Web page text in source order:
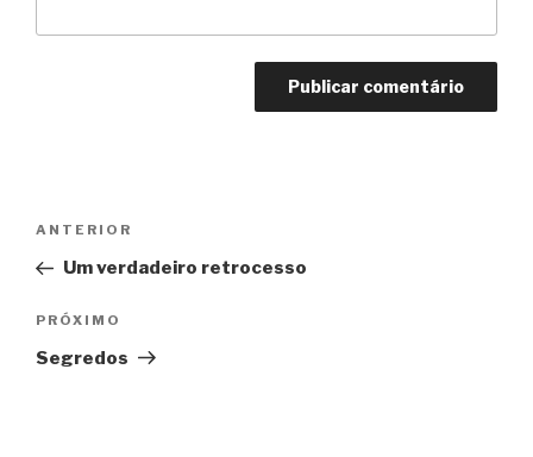
Post
Anterior
ANTERIOR
Um verdadeiro retrocesso
Próximo
PRÓXIMO
Segredos